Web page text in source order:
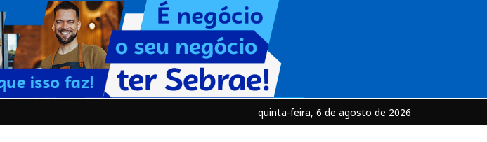
quinta-feira, 6 de agosto de 2026